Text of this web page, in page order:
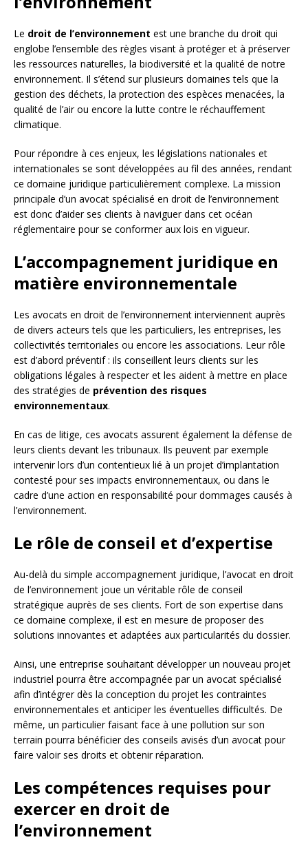
Le droit de l’environnement est une branche du droit qui
englobe l’ensemble des règles visant à protéger et à préserver
les ressources naturelles, la biodiversité et la qualité de notre
environnement. Il s’étend sur plusieurs domaines tels que la
gestion des déchets, la protection des espèces menacées, la
qualité de l’air ou encore la lutte contre le réchauffement
climatique.
Pour répondre à ces enjeux, les législations nationales et
internationales se sont développées au fil des années, rendant
ce domaine juridique particulièrement complexe. La mission
principale d’un avocat spécialisé en droit de l’environnement
est donc d’aider ses clients à naviguer dans cet océan
réglementaire pour se conformer aux lois en vigueur.
L’accompagnement juridique en
matière environnementale
Les avocats en droit de l’environnement interviennent auprès
de divers acteurs tels que les particuliers, les entreprises, les
collectivités territoriales ou encore les associations. Leur rôle
est d’abord préventif : ils conseillent leurs clients sur les
obligations légales à respecter et les aident à mettre en place
des stratégies de prévention des risques
environnementaux.
En cas de litige, ces avocats assurent également la défense de
leurs clients devant les tribunaux. Ils peuvent par exemple
intervenir lors d’un contentieux lié à un projet d’implantation
contesté pour ses impacts environnementaux, ou dans le
cadre d’une action en responsabilité pour dommages causés à
l’environnement.
Le rôle de conseil et d’expertise
Au-delà du simple accompagnement juridique, l’avocat en droit
de l’environnement joue un véritable rôle de conseil
stratégique auprès de ses clients. Fort de son expertise dans
ce domaine complexe, il est en mesure de proposer des
solutions innovantes et adaptées aux particularités du dossier.
Ainsi, une entreprise souhaitant développer un nouveau projet
industriel pourra être accompagnée par un avocat spécialisé
afin d’intégrer dès la conception du projet les contraintes
environnementales et anticiper les éventuelles difficultés. De
même, un particulier faisant face à une pollution sur son
terrain pourra bénéficier des conseils avisés d’un avocat pour
faire valoir ses droits et obtenir réparation.
Les compétences requises pour
exercer en droit de
l’environnement